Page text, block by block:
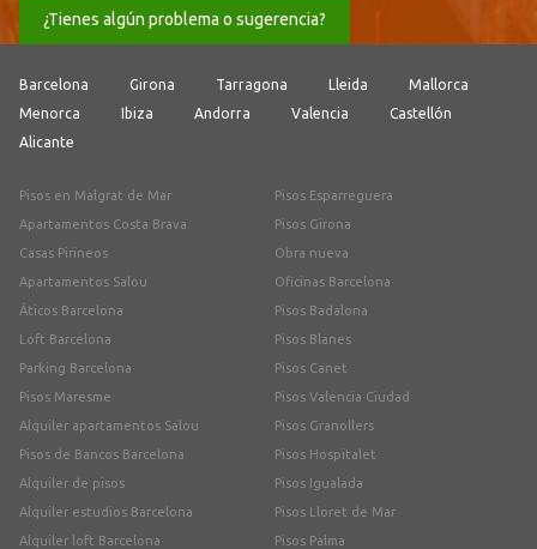
¿Tienes algún problema o sugerencia?
Barcelona Girona Tarragona Lleida
Mallorca
Menorca
Ibiza Andorra Valencia
Castellón
Alicante
Pisos en Malgrat de Mar
Apartamentos Costa Brava
Casas Pirineos
Apartamentos Salou
Áticos Barcelona
Loft Barcelona
Parking Barcelona
Pisos Maresme
Alquiler apartamentos Salou
Pisos de Bancos Barcelona
Alquiler de pisos
Alquiler estudios Barcelona
Alquiler loft Barcelona
Pisos Esparreguera
Pisos Girona
Obra nueva
Oficinas Barcelona
Pisos Badalona
Pisos Blanes
Pisos Canet
Pisos Valencia Ciudad
Pisos Granollers
Pisos Hospitalet
Pisos Igualada
Pisos Lloret de Mar
Pisos Palma